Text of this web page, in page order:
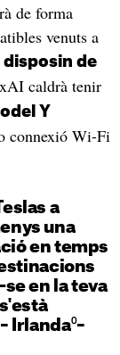
de forma
venuts a
disposin de
caldrà tenir
Y
connexió Wi-Fi
a
una
en temps
en la teva
Irlanda⁰–